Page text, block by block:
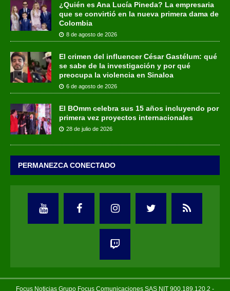
¿Quién es Ana Lucía Pineda? La empresaria
que se convirtió en la nueva primera dama de
Colombia
8 de agosto de 2026
El crimen del influencer César Gastélum: qué
se sabe de la investigación y por qué
preocupa la violencia en Sinaloa
6 de agosto de 2026
El BOmm celebra sus 15 años incluyendo por
primera vez proyectos internacionales
28 de julio de 2026
PERMANEZCA CONECTADO
Focus Noticias Grupo Focus Comunicaciones SAS NIT 900.189.120.2 -